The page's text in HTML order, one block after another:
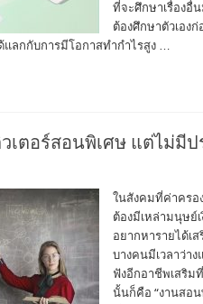
ที่จะศึกษาเรื่องอื่
ต้องศึกษาตัวเอง
ลกกับการมีโอกาสทำกำไรสูง …
เตอร์สอนพิเศษ แต่ไม่มี
ในสังคมที่ค่าครอ
ต้องมีเหล่ามนุษย์
อยากหารายได้เ
บางคนมีเวลาว่า
ฟังอีกอาชีพเสริม
นั้นก็คือ “งานสอน